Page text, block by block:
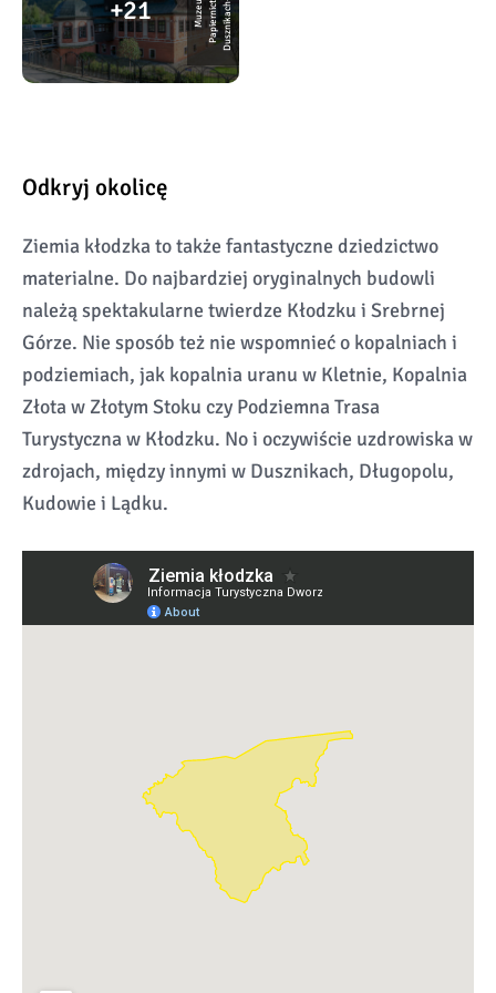
M
u
z
e
u
m
P
a
pi
e
r
ni
c
t
w
a
D
u
s
z
ni
k
a
c
h
-
Z
d
r
21
Odkryj okolicę
Ziemia kłodzka to także fantastyczne dziedzictwo
materialne. Do najbardziej oryginalnych budowli
należą spektakularne twierdze Kłodzku i Srebrnej
Górze. Nie sposób też nie wspomnieć o kopalniach i
podziemiach, jak kopalnia uranu w Kletnie, Kopalnia
Złota w Złotym Stoku czy Podziemna Trasa
Turystyczna w Kłodzku. No i oczywiście uzdrowiska w
zdrojach, między innymi w Dusznikach, Długopolu,
Kudowie i Lądku.